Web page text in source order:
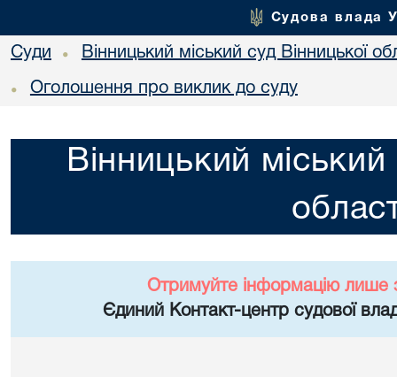
Судова влада
Суди • Вінницький міський суд Вінницької
• Оголошення про виклик до суду
Вінницький міський
Отримуйте інформацію лише
Єдиний Контакт-центр судової